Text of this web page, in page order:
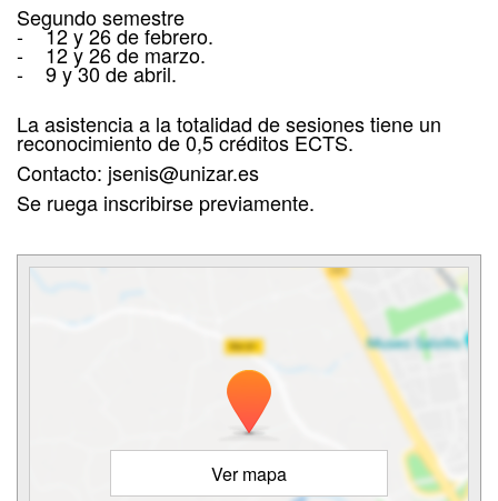
Segundo semestre
- 12 y 26 de febrero.
- 12 y 26 de marzo.
- 9 y 30 de abril.
La asistencia a la totalidad de sesiones tiene un
reconocimiento de 0,5 créditos ECTS.
Contacto: jsenis@unizar.es
Se ruega inscribirse previamente.
Ver mapa